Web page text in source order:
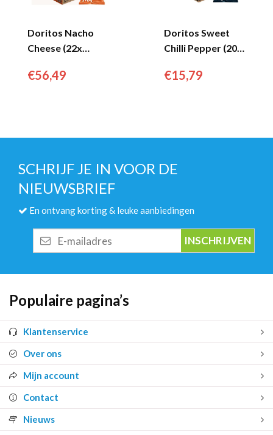
Doritos Nacho
Cheese (22x
€56,49
Doritos Sweet
Chilli Pepper (20x
€15,79
SCHRIJF JE IN VOOR DE
NIEUWSBRIEF
En ontvang korting & leuke aanbiedingen
mailadres
Populaire pagina’s
Klantenservice
Over ons
Mijn account
Contact
Nieuws